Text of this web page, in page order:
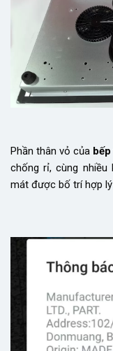
Phần thân vỏ của
chống rỉ, cùng
mát được bố trí hợp